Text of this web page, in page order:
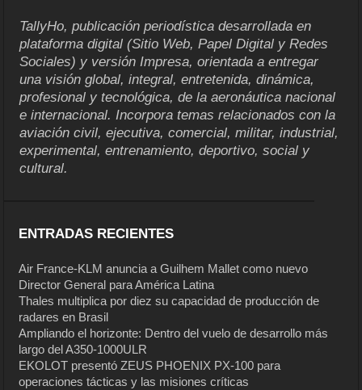
TallyHo, publicación periodística desarrollada en
plataforma digital (Sitio Web, Papel Digital y Redes
Sociales) y versión Impresa, orientada a entregar
una visión global, integral, entretenida, dinámica,
profesional y tecnológica, de la aeronáutica nacional
e internacional. Incorpora temas relacionados con la
aviación civil, ejecutiva, comercial, militar, industrial,
experimental, entrenamiento, deportivo, social y
cultural.
ENTRADAS RECIENTES
Air France-KLM anuncia a Guilhem Mallet como nuevo
Director General para América Latina
Thales multiplica por diez su capacidad de producción de
radares en Brasil
Ampliando el horizonte: Dentro del vuelo de desarrollo más
largo del A350-1000ULR
EKOLOT presentó ZEUS PHOENIX PX-100 para
operaciones tácticas y las misiones críticas